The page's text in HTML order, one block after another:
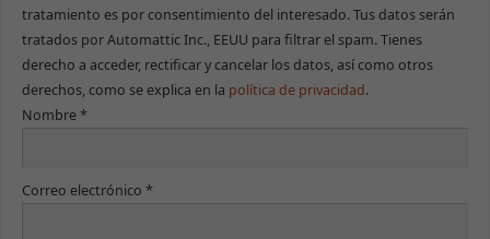
tratamiento es por consentimiento del interesado. Tus datos serán
tratados por Automattic Inc., EEUU para filtrar el spam. Tienes
derecho a acceder, rectificar y cancelar los datos, así como otros
derechos, como se explica en la política de privacidad.
Nombre*
Correo electrónico *